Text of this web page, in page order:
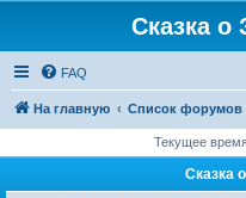
Сказка о
FAQ
На главную Список форумов
Текущее
Сказка